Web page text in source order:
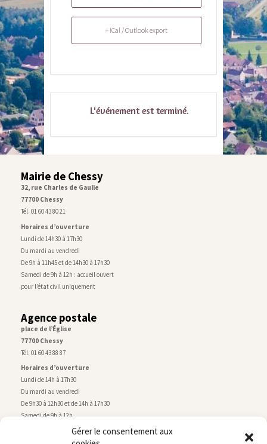
Gérer le consentement aux
+ iCal / Outlook export
L'événement est terminé.
Mairie de Chessy
32, rue Charles de Gaulle
77700 Chessy
Tél. 01 60 43 80 21
Horaires d’ouverture
Lundi de 14h30 à 17h30
Du mardi au vendredi
De 9h à 11h45 et de 14h30 à 17h30
Samedi de 9h à 12h : accueil ouvert
pour l’état civil uniquement
Agence postale
place de l’Église
77700 Chessy
Tél. 01 60 43 88 87
Horaires d’ouverture
Lundi de 14h à 17h30
Du mardi au vendredi
De 9h30 à 12h30 et de 14h à 17h30
Samedi de 9h à 12h